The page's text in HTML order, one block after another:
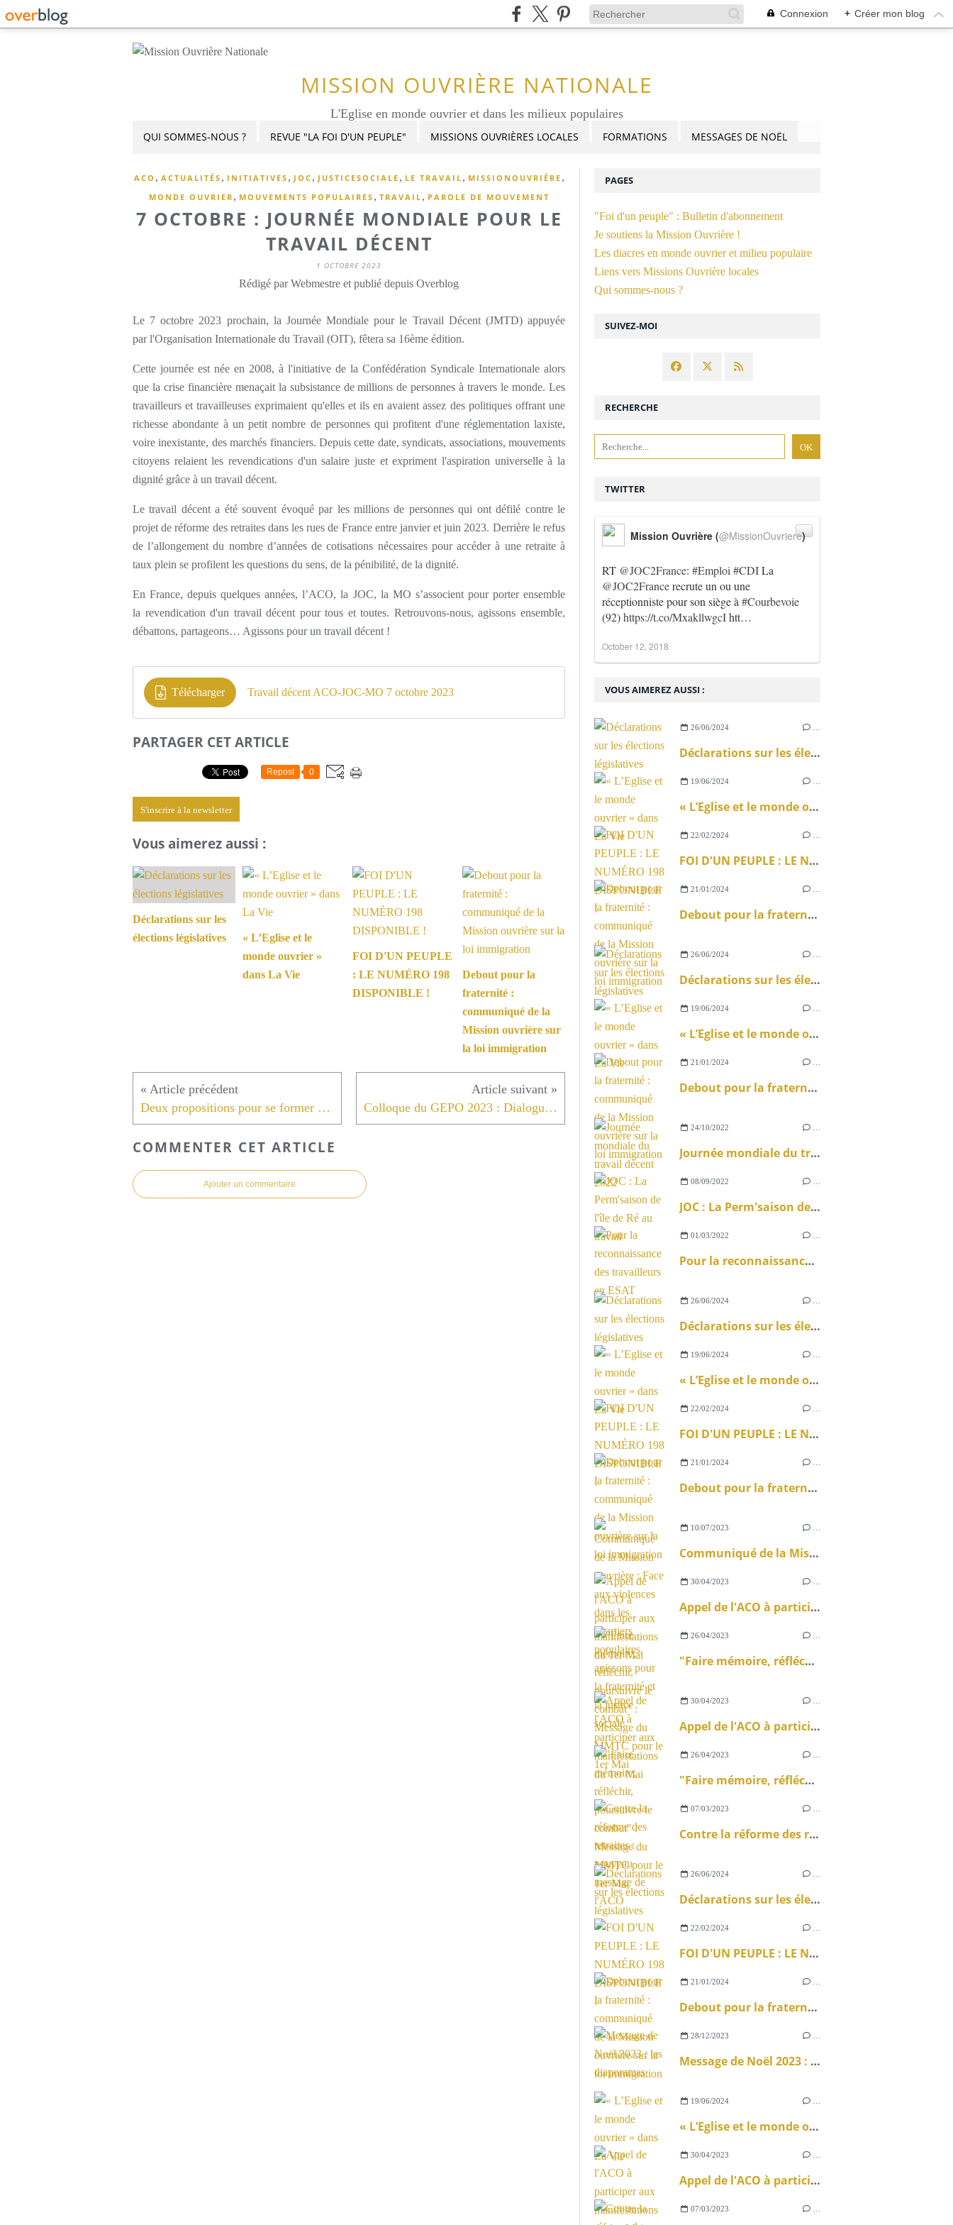
Connexion + Créer mon blog
MISSION OUVRIÈRE NATIONALE
L'Eglise en monde ouvrier et dans les milieux populaires
QUI SOMMES-NOUS ? REVUE "LA FOI D'UN PEUPLE" MISSIONS OUVRIÈRES LOCALES FORMATIONS MESSAGES DE NOËL
ACO , ACTUALITÉS , INITIATIVES , JOC , JUSTICESOCIALE , LE TRAVAIL , MISSIONOUVRIÈRE ,
MONDE OUVRIER , MOUVEMENTS POPULAIRES , TRAVAIL , PAROLE DE MOUVEMENT
7 OCTOBRE : JOURNÉE MONDIALE POUR LE
TRAVAIL DÉCENT
1 OCTOBRE 2023
Rédigé par Webmestre et publié depuis Overblog
Le 7 octobre 2023 prochain, la Journée Mondiale pour le Travail Décent (JMTD) appuyée
par l'Organisation Internationale du Travail (OIT), fêtera sa 16ème édition.
Cette journée est née en 2008, à l'initiative de la Confédération Syndicale Internationale alors
que la crise financière menaçait la subsistance de millions de personnes à travers le monde. Les
travailleurs et travailleuses exprimaient qu'elles et ils en avaient assez des politiques offrant une
richesse abondante à un petit nombre de personnes qui profitent d'une réglementation laxiste,
voire inexistante, des marchés financiers. Depuis cette date, syndicats, associations, mouvements
citoyens relaient les revendications d'un salaire juste et expriment l'aspiration universelle à la
dignité grâce à un travail décent.
Le travail décent a été souvent évoqué par les millions de personnes qui ont défilé contre le
projet de réforme des retraites dans les rues de France entre janvier et juin 2023. Derrière le refus
de l’allongement du nombre d’années de cotisations nécessaires pour accéder à une retraite à
taux plein se profilent les questions du sens, de la pénibilité, de la dignité.
En France, depuis quelques années, l’ACO, la JOC, la MO s’associent pour porter ensemble
la revendication d'un travail décent pour tous et toutes. Retrouvons-nous, agissons ensemble,
débattons, partageons… Agissons pour un travail décent !
Télécharger Travail décent ACO-JOC-MO 7 octobre 2023
PARTAGER CET ARTICLE
Repost 0
S'inscrire à la newsletter
Vous aimerez aussi :
Déclarations sur les
élections législatives
« L’Eglise et le
monde ouvrier »
dans La Vie
FOI D'UN PEUPLE
: LE NUMÉRO 198
DISPONIBLE !
Debout pour la
fraternité :
communiqué de la
Mission ouvrière sur
la loi immigration
Deux propositions pour se former avec la Mission ouvrière Colloque du GEPO 2023 : Dialogue avec la jeunesse
COMMENTER CET ARTICLE
Ajouter un commentaire
SUIVEZ-MOI
RECHERCHE
VOUS AIMEREZ AUSSI :
26/06/2024
Déclarations sur les élections législatives
19/06/2024
« L’Eglise et le monde ouvrier » dans La Vie
22/02/2024
FOI D'UN PEUPLE : LE NUMÉRO 198 DISPONIBLE !
21/01/2024
Debout pour la fraternité : communiqué de la Mission ouvrière sur la loi immigration
26/06/2024
Déclarations sur les élections législatives
19/06/2024
« L’Eglise et le monde ouvrier » dans La Vie
21/01/2024
Debout pour la fraternité : communiqué de la Mission ouvrière sur la loi immigration
24/10/2022
Journée mondiale du travail décent 2022
08/09/2022
JOC : La Perm'saison de l'île de Ré au travail
01/03/2022
Pour la reconnaissance des travailleurs en ESAT
26/06/2024
Déclarations sur les élections législatives
19/06/2024
« L’Eglise et le monde ouvrier » dans La Vie
22/02/2024
FOI D'UN PEUPLE : LE NUMÉRO 198 DISPONIBLE !
21/01/2024
Debout pour la fraternité : communiqué de la Mission ouvrière sur la loi immigration
10/07/2023
Communiqué de la Mission Ouvrière : Face aux violences dans les quartiers populaires, agissons pour la fraternité et la justice sociale
30/04/2023
Appel de l'ACO à participer aux manifestations du 1er Mai
26/04/2023
"Faire mémoire, réfléchir, poursuivre le combat" : Message du MMTC pour le 1er Mai
30/04/2023
Appel de l'ACO à participer aux manifestations du 1er Mai
26/04/2023
"Faire mémoire, réfléchir, poursuivre le combat" : Message du MMTC pour le 1er Mai
07/03/2023
Contre la réforme des retraites : nouveau message de l'ACO
26/06/2024
Déclarations sur les élections législatives
22/02/2024
FOI D'UN PEUPLE : LE NUMÉRO 198 DISPONIBLE !
21/01/2024
Debout pour la fraternité : communiqué de la Mission ouvrière sur la loi immigration
28/12/2023
Message de Noël 2023 : les diaporamas
19/06/2024
« L’Eglise et le monde ouvrier » dans La Vie
30/04/2023
Appel de l'ACO à participer aux manifestations du 1er Mai
07/03/2023
TWITTER
RT @JOC2France: #Emploi #CDILa
@JOC2Francerecrute un ou une
réceptionniste pour son siège à #Courbevoie
(92)https://t.co/MxakllwgcIhtt…
Mission Ouvrière (@MissionOuvriere)
October 12, 2018
PAGES
"Foi d'un peuple" : Bulletin d'abonnement
Je soutiens la Mission Ouvrière !
Les diacres en monde ouvrier et milieu populaire
Liens vers Missions Ouvrière locales
Qui sommes-nous ?